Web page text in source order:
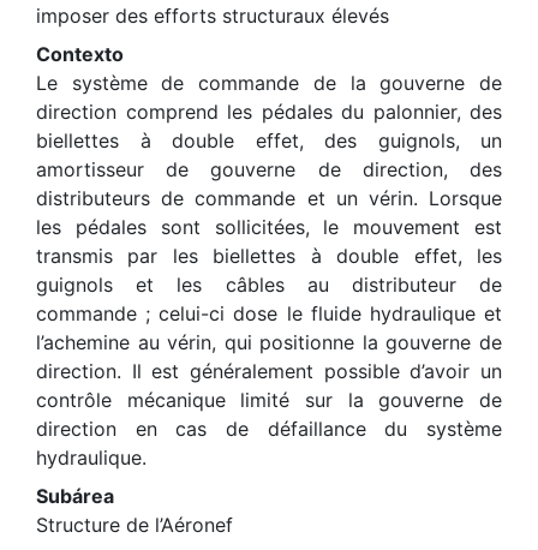
imposer des efforts structuraux élevés
Contexto
Le système de commande de la gouverne de
direction comprend les pédales du palonnier, des
biellettes à double effet, des guignols, un
amortisseur de gouverne de direction, des
distributeurs de commande et un vérin. Lorsque
les pédales sont sollicitées, le mouvement est
transmis par les biellettes à double effet, les
guignols et les câbles au distributeur de
commande ; celui-ci dose le fluide hydraulique et
l’achemine au vérin, qui positionne la gouverne de
direction. Il est généralement possible d’avoir un
contrôle mécanique limité sur la gouverne de
direction en cas de défaillance du système
hydraulique.
Subárea
Structure de l’Aéronef